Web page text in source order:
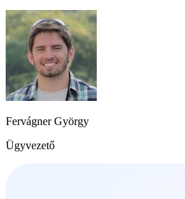
Fervágner György
Ügyvezető